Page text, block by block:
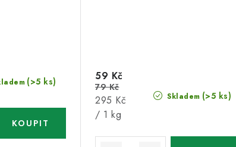
(>5 ks)
Skladem (>5 ks)
59 Kč
79 Kč
Měrná
cena:
295 Kč
/ 1 kg